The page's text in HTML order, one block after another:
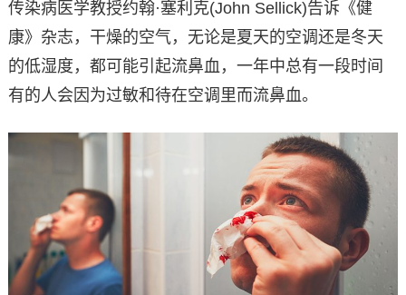
传染病医学教授约翰·塞利克(John Sellick)告诉《健
康》杂志，干燥的空气，无论是夏天的空调还是冬天
的低湿度，都可能引起流鼻血，一年中总有一段时间
有的人会因为过敏和待在空调里而流鼻血。